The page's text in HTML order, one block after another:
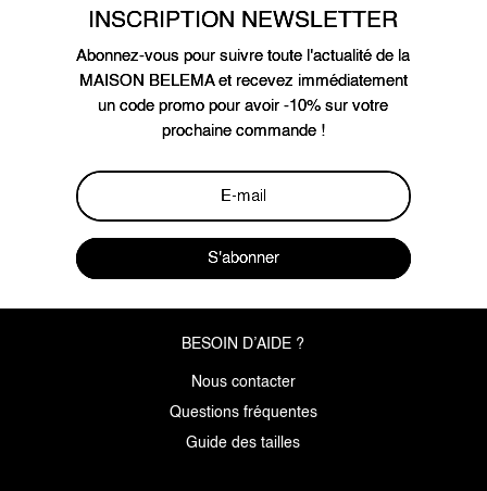
INSCRIPTION NEWSLETTER
Abonnez-vous pour suivre toute l'actualité de la
MAISON BELEMA et recevez immédiatement
un code promo pour avoir -10% sur votre
prochaine commande !
S'abonner
BESOIN D’AIDE ?
Nous contacter
Questions fréquentes
Guide des tailles